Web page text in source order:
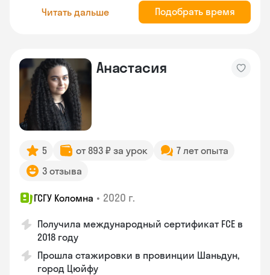
Читать дальше Подобрать время
Анастасия
5 от 893 ₽ за урок
7 лет опыта
3 отзыва
ГСГУ Коломна • 2020 г.
Получила международный сертификат FCE в
2018 году
Прошла стажировки в провинции Шаньдун,
город Цюйфу